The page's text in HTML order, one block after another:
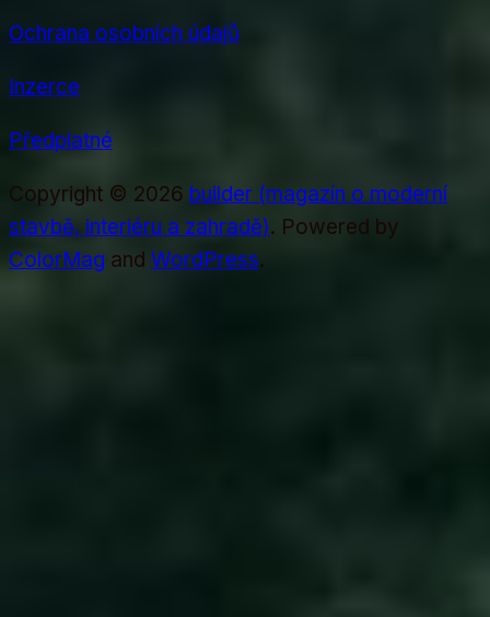
Ochrana osobních údajů
Inzerce
Předplatné
Copyright © 2026 builder (magazín o moderní
stavbě, interiéru a zahradě). Powered by
ColorMag and WordPress.